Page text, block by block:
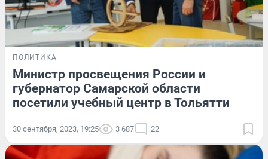
ПОЛИТИКА
Министр просвещения России и
губернатор Самарской области
посетили учебный центр в Тольятти
30 сентября, 2023, 19:25 3 687 22